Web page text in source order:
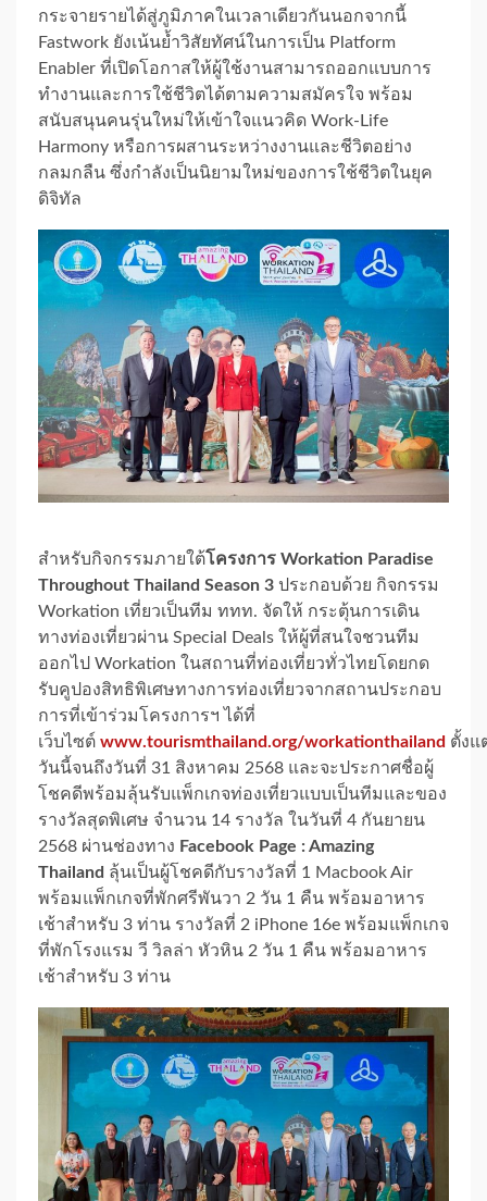
กระจายรายได้สู่ภูมิภาคในเวลาเดียวกันนอกจากนี้
Fastwork ยังเน้นย้ำวิสัยทัศน์ในการเป็น Platform
Enabler ที่เปิดโอกาสให้ผู้ใช้งานสามารถออกแบบการ
ทำงานและการใช้ชีวิตได้ตามความสมัครใจ พร้อม
สนับสนุนคนรุ่นใหม่ให้เข้าใจแนวคิด Work-Life
Harmony หรือการผสานระหว่างงานและชีวิตอย่าง
กลมกลืน ซึ่งกำลังเป็นนิยามใหม่ของการใช้ชีวิตในยุค
ดิจิทัล
สำหรับกิจกรรมภายใต้โครงการ Workation Paradise
Throughout Thailand Season 3 ประกอบด้วย กิจกรรม
Workation เที่ยวเป็นทีม ททท. จัดให้ กระตุ้นการเดิน
ทางท่องเที่ยวผ่าน Special Deals ให้ผู้ที่สนใจชวนทีม
ออกไป Workation ในสถานที่ท่องเที่ยวทั่วไทยโดยกด
รับคูปองสิทธิพิเศษทางการท่องเที่ยวจากสถานประกอบ
การที่เข้าร่วมโครงการฯ ได้ที่
เว็บไซต์ www.tourismthailand.org/workationthailand ตั้งแ
วันนี้จนถึงวันที่ 31 สิงหาคม 2568 และจะประกาศชื่อผู้
โชคดีพร้อมลุ้นรับแพ็กเกจท่องเที่ยวแบบเป็นทีมและของ
รางวัลสุดพิเศษ จำนวน 14 รางวัล ในวันที่ 4 กันยายน
2568 ผ่านช่องทาง Facebook Page : Amazing
Thailand ลุ้นเป็นผู้โชคดีกับรางวัลที่ 1 Macbook Air
พร้อมแพ็กเกจที่พักศรีพันวา 2 วัน 1 คืน พร้อมอาหาร
เช้าสำหรับ 3 ท่าน รางวัลที่ 2 iPhone 16e พร้อมแพ็กเกจ
ที่พักโรงแรม วี วิลล่า หัวหิน 2 วัน 1 คืน พร้อมอาหาร
เช้าสำหรับ 3 ท่าน